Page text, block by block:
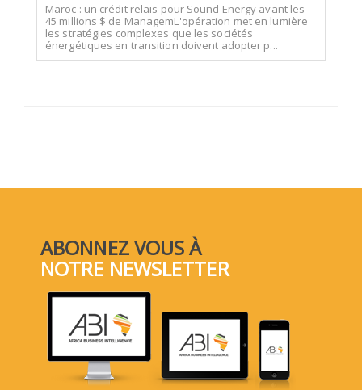
Maroc : un crédit relais pour Sound Energy avant les
45 millions $ de ManagemL'opération met en lumière
les stratégies complexes que les sociétés
énergétiques en transition doivent adopter p...
ABONNEZ VOUS À
NOTRE NEWSLETTER